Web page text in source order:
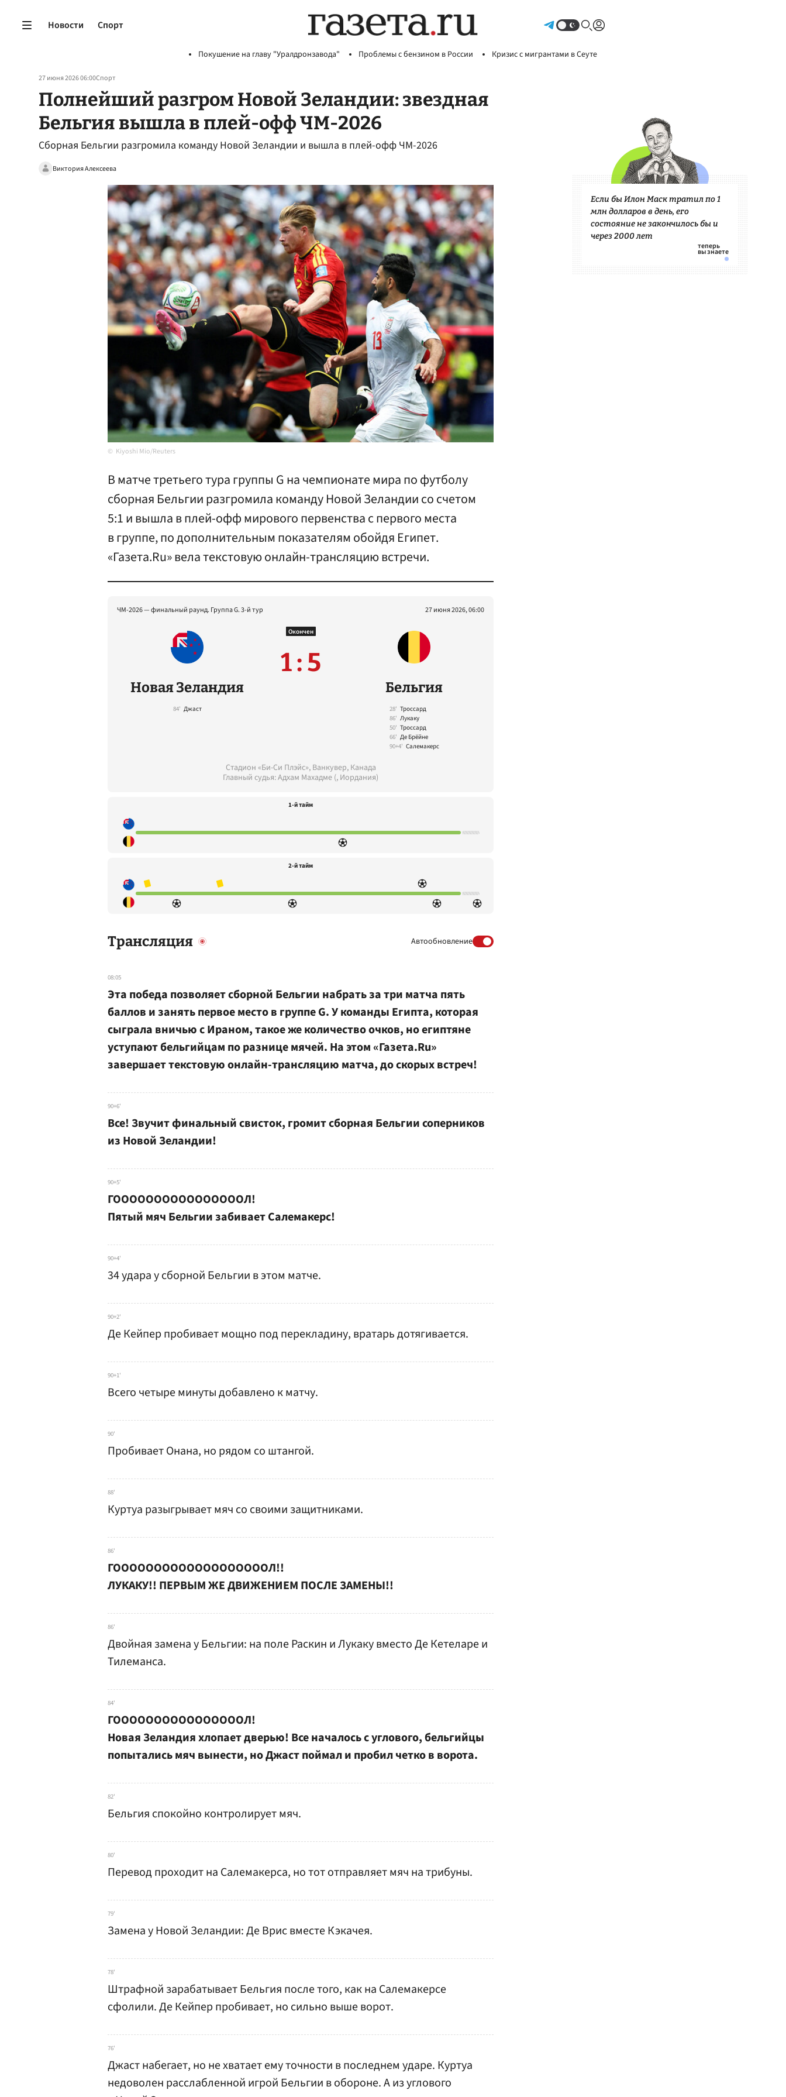
Новости Спорт
Покушение на главу "Уралдронзавода" Проблемы с бензином в России Кризис с мигрантами в Сеуте
27 июня 2026 06:00Спорт
Полнейший разгром Новой Зеландии: звездная
Бельгия вышла в плей-офф ЧМ-2026
Сборная Бельгии разгромила команду Новой Зеландии и вышла в плей-офф ЧМ-2026
Виктория Алексеева
Kiyoshi Mio/Reuters
В матче третьего тура группы G на чемпионате мира по футболу
сборная Бельгии разгромила команду Новой Зеландии со счетом
5:1 и вышла в плей-офф мирового первенства с первого места
в группе, по дополнительным показателям обойдя Египет.
«Газета.Ru» вела текстовую онлайн-трансляцию встречи.
ЧМ-2026 — финальный раунд. Группа G. 3-й тур 27 июня 2026, 06:00
Новая Зеландия
84' Джаст
Окончен
1 : 5
Бельгия
28' Троссард
86' Лукаку
50' Троссард
66' Де Брёйне
90+4' Салемакерс
Стадион «Би-Си Плэйс», Ванкувер, Канада
Главный судья: Адхам Махадме (, Иордания)
1-й тайм
2-й тайм
Трансляция Автообновление
08:05
Эта победа позволяет сборной Бельгии набрать за три матча пять
баллов и занять первое место в группе G. У команды Египта, которая
сыграла вничью с Ираном, такое же количество очков, но египтяне
уступают бельгийцам по разнице мячей. На этом «Газета.Ru»
завершает текстовую онлайн-трансляцию матча, до скорых встреч!
90+6'
Все! Звучит финальный свисток, громит сборная Бельгии соперников
из Новой Зеландии!
90+5'
ГООООООООООООООООЛ!
Пятый мяч Бельгии забивает Салемакерс!
90+4'
34 удара у сборной Бельгии в этом матче.
90+2'
Де Кейпер пробивает мощно под перекладину, вратарь дотягивается.
90+1'
Всего четыре минуты добавлено к матчу.
90'
Пробивает Онана, но рядом со штангой.
88'
Куртуа разыгрывает мяч со своими защитниками.
86'
ГОООООООООООООООООООЛ!!
ЛУКАКУ!! ПЕРВЫМ ЖЕ ДВИЖЕНИЕМ ПОСЛЕ ЗАМЕНЫ!!
86'
Двойная замена у Бельгии: на поле Раскин и Лукаку вместо Де Кетеларе и
Тилеманса.
84'
ГООООООООООООООООЛ!
Новая Зеландия хлопает дверью! Все началось с углового, бельгийцы
попытались мяч вынести, но Джаст поймал и пробил четко в ворота.
82'
Бельгия спокойно контролирует мяч.
80'
Перевод проходит на Салемакерса, но тот отправляет мяч на трибуны.
79'
Замена у Новой Зеландии: Де Врис вместе Кэкачея.
78'
Штрафной зарабатывает Бельгия после того, как на Салемакерсе
сфолили. Де Кейпер пробивает, но сильно выше ворот.
76'
Джаст набегает, но не хватает ему точности в последнем ударе. Куртуа
недоволен расслабленной игрой Бельгии в обороне. А из углового
Если бы Илон Маск тратил по 1
млн долларов в день, его
состояние не закончилось бы и
через 2000 лет